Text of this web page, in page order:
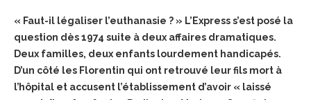
« Faut-il légaliser l’euthanasie ? » L’Express s’est posé la
question dès 1974 suite à deux affaires dramatiques.
Deux familles, deux enfants lourdement handicapés.
D’un côté les Florentin qui ont retrouvé leur fils mort à
l’hôpital et accusent l’établissement d’avoir « laissé